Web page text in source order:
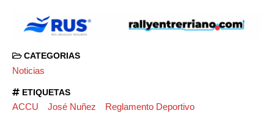
CATEGORIAS
Noticias
ETIQUETAS
ACCU José Nuñez
Reglamento Deportivo